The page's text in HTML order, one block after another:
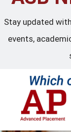
Stay updated
events,